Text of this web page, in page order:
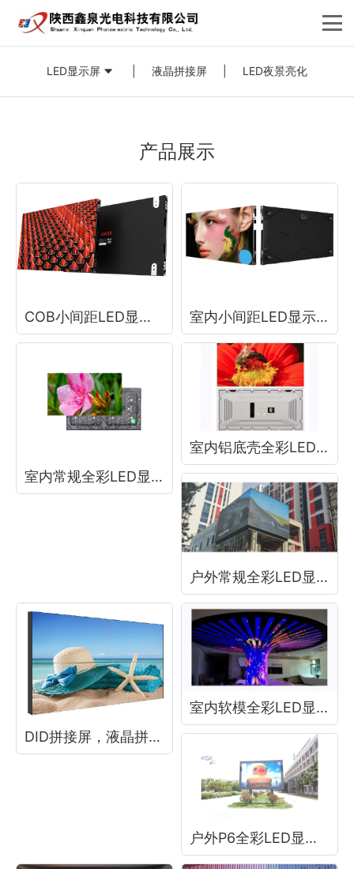
LED显示屏 液晶拼接屏 LED夜景亮化
产品展示
COB小间距LED显示屏 室内小间距LED显示屏
室内常规全彩LED显示屏
室内铝底壳全彩LED显示屏
户外常规全彩LED显示屏
DID拼接屏，液晶拼接屏，京东方拼接屏
室内软模全彩LED显示屏
户外P6全彩LED显示屏